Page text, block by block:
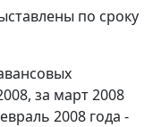
по сроку
за март 2008
2008 года -